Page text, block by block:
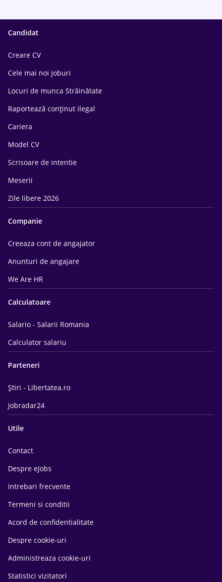
Candidat
Creare CV
Cele mai noi joburi
Locuri de munca Străinătate
Raportează conținut ilegal
Cariera
Model CV
Scrisoare de intentie
Meserii
Zile libere 2026
Companie
Creeaza cont de angajator
Anunturi de angajare
We Are HR
Calculatoare
Salario - Salarii Romania
Calculator salariu
Parteneri
Știri - Libertatea.ro
Jobradar24
Utile
Contact
Despre eJobs
Intrebari frecvente
Termeni si conditii
Acord de confidentialitate
Despre cookie-uri
Administreaza cookie-uri
Statistici vizitatori